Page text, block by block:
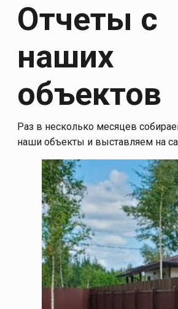
Отчеты с
наших
объектов
Раз в несколько месяцев
наши объекты и выставляем на